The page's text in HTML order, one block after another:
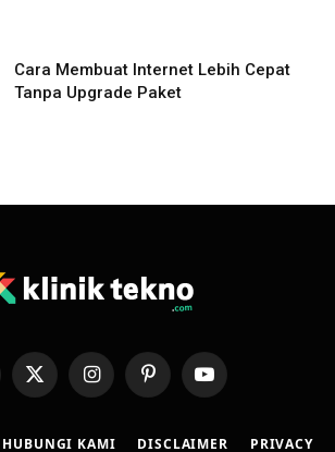
Cara Membuat Internet Lebih Cepat
Tanpa Upgrade Paket
X
InstagramPinterestYouTube
HUBUNGI KAMI DISCLAIMER PRIVACY